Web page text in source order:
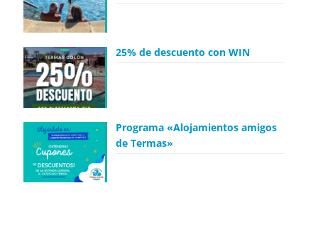
25% de descuento con WIN
Programa «Alojamientos amigos
de Termas»